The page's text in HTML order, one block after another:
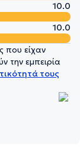
10.0
10.0
που είχαν
την εμπειρία
τους